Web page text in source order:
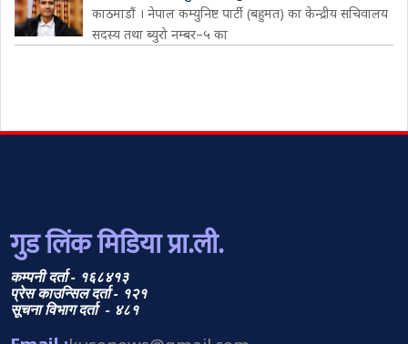
काठमाडौं । नेपाल कम्युनिष्ट पार्टी (बहुमत) का केन्द्रीय सचिवालय
सदस्य तथा ब्युरो नम्बर–५ का
गुड लिंक मिडिया प्रा.ली.
कम्पनी दर्ता - १६८४१३
प्रेस काउन्सिल दर्ता - १२१
सूचना विभाग दर्ता - ४८१